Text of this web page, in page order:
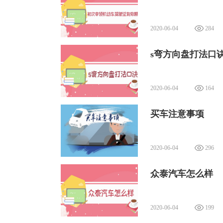
2020-06-04 284
s弯方向盘打法口
2020-06-04 164
买车注意事项
2020-06-04 296
众泰汽车怎么样
2020-06-04 199